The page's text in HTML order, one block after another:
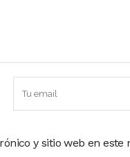
y sitio web en